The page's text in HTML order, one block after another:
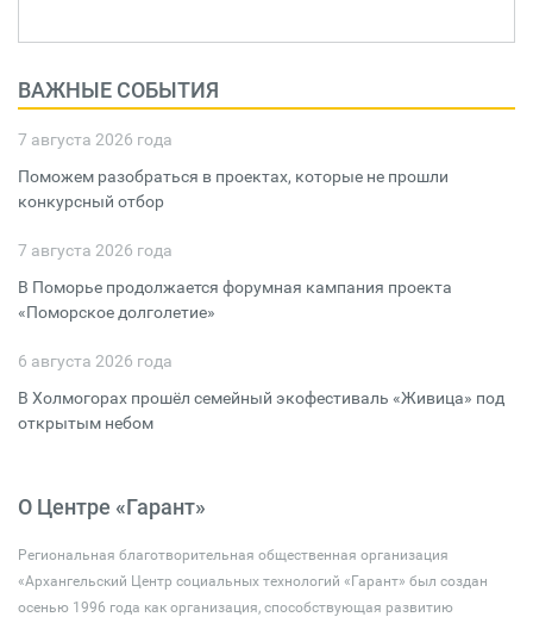
ВАЖНЫЕ СОБЫТИЯ
7 августа 2026 года
Поможем разобраться в проектах, которые не прошли
конкурсный отбор
7 августа 2026 года
В Поморье продолжается форумная кампания проекта
«Поморское долголетие»
6 августа 2026 года
В Холмогорах прошёл семейный экофестиваль «Живица» под
открытым небом
О Центре «Гарант»
Региональная благотворительная общественная организация
«Архангельский Центр социальных технологий «Гарант» был создан
осенью 1996 года как организация, способствующая развитию